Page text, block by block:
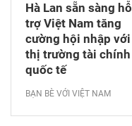
Hà Lan sẵn sàng hỗ
trợ Việt Nam tăng
cường hội nhập với
thị trường tài chính
quốc tế
BẠN BÈ VỚI VIỆT NAM